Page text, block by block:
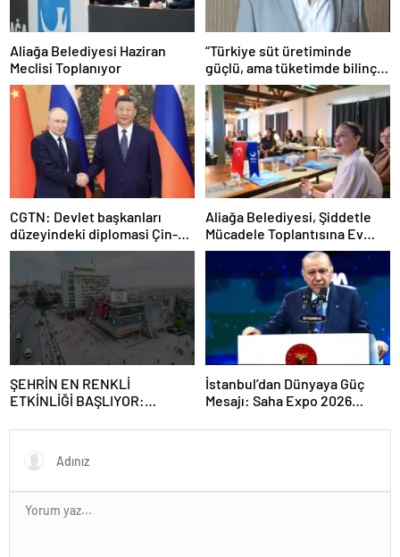
Aliağa Belediyesi Haziran
Meclisi Toplanıyor
“Türkiye süt üretiminde
güçlü, ama tüketimde bilinç
şart”
CGTN: Devlet başkanları
düzeyindeki diplomasi Çin-
Rusya arasındaki büyüyen
ortaklığı güçlendiriyor
Aliağa Belediyesi, Şiddetle
Mücadele Toplantısına Ev
Sahipliği Yaptı
ŞEHRİN EN RENKLİ
ETKİNLİĞİ BAŞLIYOR:
FESTİVALİ” HEYECANI
GAZİOSMANPAŞA’DA
YAŞANACAK
İstanbul’dan Dünyaya Güç
Mesajı: Saha Expo 2026